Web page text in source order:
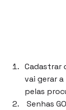
Cadastrar
vai gerar
pelas